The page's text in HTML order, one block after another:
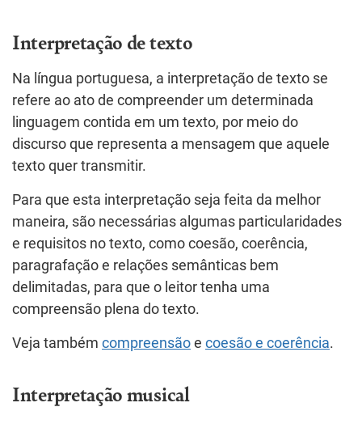
Interpretação de texto
Na língua portuguesa, a interpretação de texto se
refere ao ato de compreender um determinada
linguagem contida em um texto, por meio do
discurso que representa a mensagem que aquele
texto quer transmitir.
Para que esta interpretação seja feita da melhor
maneira, são necessárias algumas particularidades
e requisitos no texto, como coesão, coerência,
paragrafação e relações semânticas bem
delimitadas, para que o leitor tenha uma
compreensão plena do texto.
Veja também compreensão e coesão e coerência.
Interpretação musical